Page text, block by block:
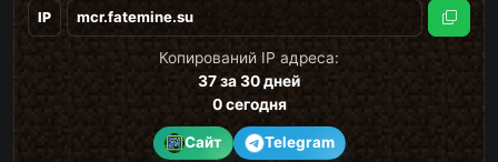
IP
Копирований IP адреса:
37за 30 дней
0сегодня
Сайт Telegram